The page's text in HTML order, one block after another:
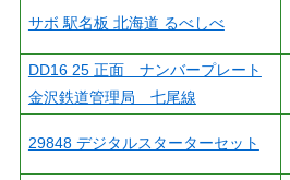
サボ 駅名板 北海道 るべしべ
DD16 25 正面 ナンバープレート
金沢鉄道管理局 七尾線
29848 デジタルスターターセット